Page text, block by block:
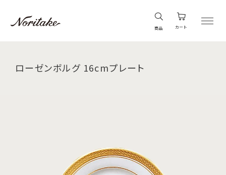
商品 カート
ローゼンボルグ 16cmプレート